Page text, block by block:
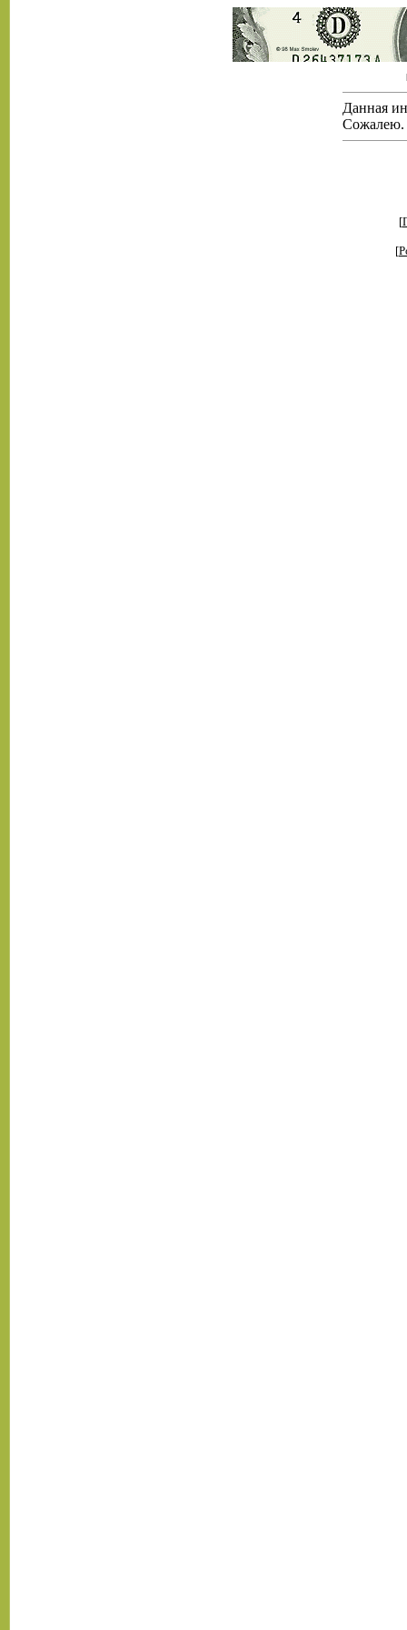
Данная
Сожалею.
[
[